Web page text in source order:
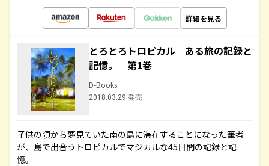
詳細を見る
とろとろトロピカル ある旅の記録と
記憶。 第1巻
D-Books
2018.03.29 発売
子供の頃から夢見ていた南の島に滞在することになった筆者
が、島で出合うトロピカルでマジカルな45日間の記録と記
憶。